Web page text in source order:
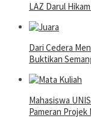
LAZ Darul
Dari Cedera
Buktikan
Mahasiswa
Pameran Projek